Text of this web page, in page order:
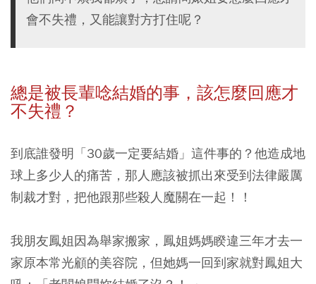
會不失禮，又能讓對方打住呢？
總是被長輩唸結婚的事，該怎麼回應才
不失禮？
到底誰發明「30歲一定要結婚」這件事的？他造成地
球上多少人的痛苦，那人應該被抓出來受到法律嚴厲
制裁才對，把他跟那些殺人魔關在一起！！
我朋友鳳姐因為舉家搬家，鳳姐媽媽睽違三年才去一
家原本常光顧的美容院，但她媽一回到家就對鳳姐大